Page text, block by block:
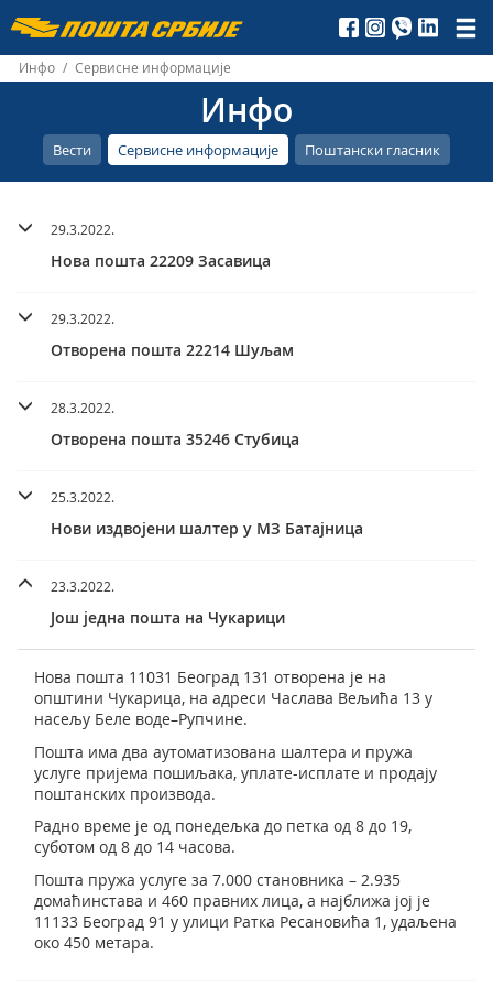
Пошта
Србије
д.о.о.
Инфо / Сервисне информације
Инфо
Вести Сервисне информације Поштански гласник
29.3.2022.
Нова пошта 22209 Засавица
29.3.2022.
Отворена пошта 22214 Шуљам
28.3.2022.
Отворена пошта 35246 Стубица
25.3.2022.
Нови издвојени шалтер у МЗ Батајница
23.3.2022.
Још једна пошта на Чукарици
Нова пошта 11031 Београд 131 отворена је на
општини Чукарица, на адреси Часлава Вељића 13 у
насељу Беле воде–Рупчине.
Пошта има два аутоматизована шалтера и пружа
услуге пријема пошиљака, уплате-исплате и продају
поштанских производа.
Радно време је од понедељка до петка од 8 до 19,
суботом од 8 до 14 часова.
Пошта пружа услуге за 7.000 становника – 2.935
домаћинстава и 460 правних лица, а најближа јој је
11133 Београд 91 у улици Ратка Ресановића 1, удаљена
око 450 метара.